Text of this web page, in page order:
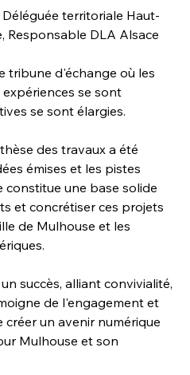
territoriale Haut-
Responsable DLA Alsace
tribune d'échange où les
se sont
se sont élargies.
des travaux a été
émises et les pistes
une base solide
et concrétiser ces projets
de Mulhouse et les
succès, alliant convivialité,
de l'engagement et
un avenir numérique
Mulhouse et son